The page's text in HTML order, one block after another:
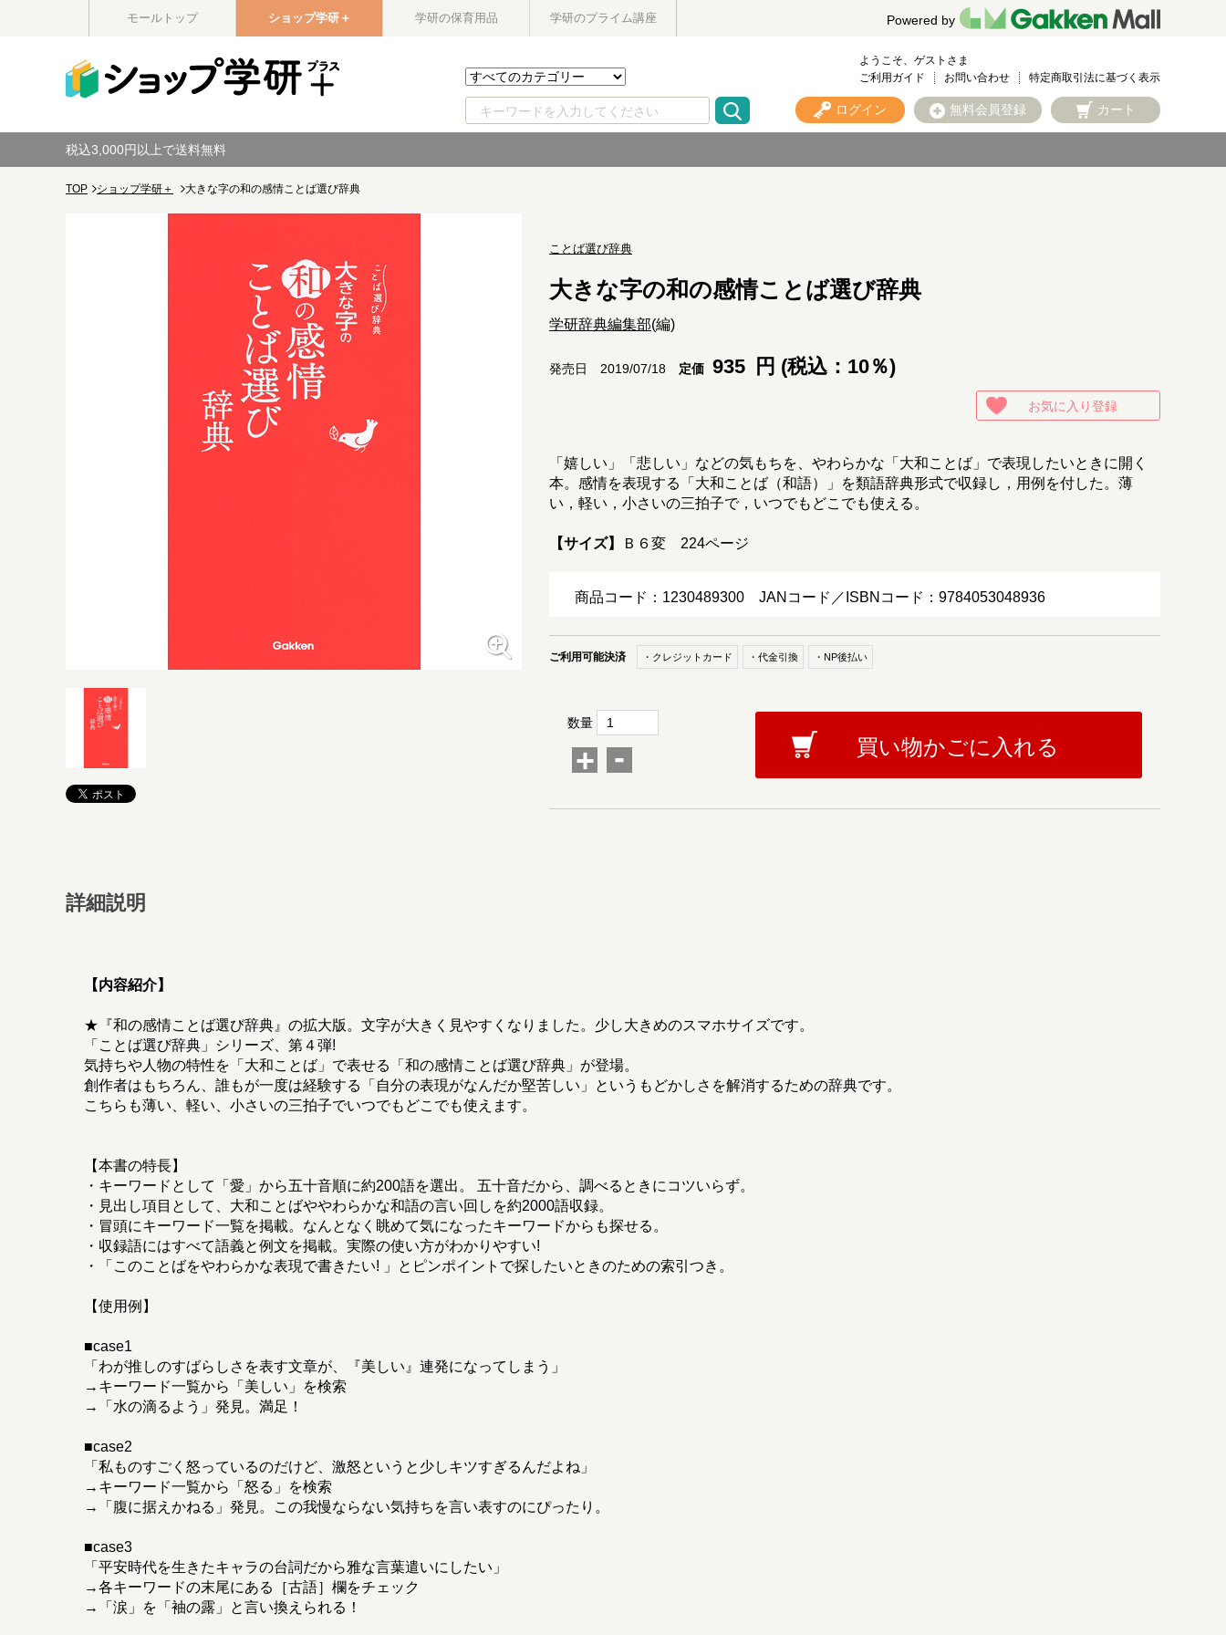
モールトップ ショップ学研＋ 学研の保育用品 学研のプライム講座 Powered by
ようこそ、ゲストさま
ご利用ガイド
お問い合わせ 特定商取引法に基づく表示
ログイン 無料会員登録 カート
税込3,000円以上で送料無料
TOP ショップ学研＋ 大きな字の和の感情ことば選び辞典
ことば選び辞典
大きな字の和の感情ことば選び辞典
学研辞典編集部(編)
発売日 2019/07/18 定価 935 円 (税込：10％)
お気に入り登録
「嬉しい」「悲しい」などの気もちを、やわらかな「大和ことば」で表現したいときに開く
本。感情を表現する「大和ことば（和語）」を類語辞典形式で収録し，用例を付した。薄
い，軽い，小さいの三拍子で，いつでもどこでも使える。
【サイズ】 Ｂ６変 224ページ
商品コード：1230489300 JANコード／ISBNコード：9784053048936
ご利用可能決済 ・クレジットカード ・代金引換 ・NP後払い
数量
+ - 買い物かごに入れる
詳細説明
【内容紹介】
★『和の感情ことば選び辞典』の拡大版。文字が大きく見やすくなりました。少し大きめのスマホサイズです。
「ことば選び辞典」シリーズ、第４弾!
気持ちや人物の特性を「大和ことば」で表せる「和の感情ことば選び辞典」が登場。
創作者はもちろん、誰もが一度は経験する「自分の表現がなんだか堅苦しい」というもどかしさを解消するための辞典です。
こちらも薄い、軽い、小さいの三拍子でいつでもどこでも使えます。
【本書の特長】
・キーワードとして「愛」から五十音順に約200語を選出。 五十音だから、調べるときにコツいらず。
・見出し項目として、大和ことばややわらかな和語の言い回しを約2000語収録。
・冒頭にキーワード一覧を掲載。なんとなく眺めて気になったキーワードからも探せる。
・収録語にはすべて語義と例文を掲載。実際の使い方がわかりやすい!
・「このことばをやわらかな表現で書きたい! 」とピンポイントで探したいときのための索引つき。
【使用例】
■case1
「わが推しのすばらしさを表す文章が、『美しい』連発になってしまう」
→キーワード一覧から「美しい」を検索
→「水の滴るよう」発見。満足！
■case2
「私ものすごく怒っているのだけど、激怒というと少しキツすぎるんだよね」
→キーワード一覧から「怒る」を検索
→「腹に据えかねる」発見。この我慢ならない気持ちを言い表すのにぴったり。
■case3
「平安時代を生きたキャラの台詞だから雅な言葉遣いにしたい」
→各キーワードの末尾にある［古語］欄をチェック
→「涙」を「袖の露」と言い換えられる！